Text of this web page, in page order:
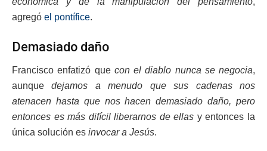
agregó el pontífice.
Demasiado daño
Francisco enfatizó que con el diablo nunca se negocia,
aunquedejamos a menudo que sus cadenas nos
atenacen hasta que nos hacen demasiado daño, pero
entonces es más difícil liberarnos de ellas y entonces la
única solución es invocar a Jesús.